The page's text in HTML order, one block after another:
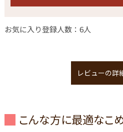
お気に入り登録人数：6人
レビューの詳
こんな方に最適なこ